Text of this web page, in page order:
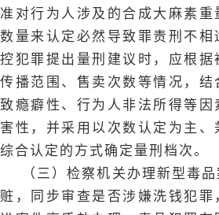
准对行为人涉及的合成大麻素
数量来认定必然导致罪责刑不
控犯罪提出量刑建议时，应根据
传播范围、售卖次数等情况，结
致瘾癖性、行为人非法所得等
害性，并采用以次数认定为主
综合认定的方式确定量刑档次。
（三）检察机关办理新型毒
赃，同步审查是否涉嫌洗钱犯